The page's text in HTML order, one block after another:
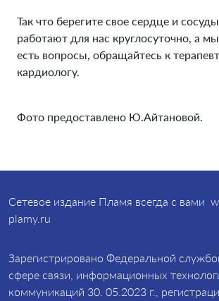
Так что берегите свое сердце и
работают для нас круглосуточно, а
есть вопросы, обращайтесь к
кардиологу.
Фото предоставлено Ю.Айтановой.
Сетевое издание Пламя всегда с вами
plamy.ru
Зарегистрировано Федеральной
сфере связи, информационных
коммуникаций 30. 05.2023 г.,